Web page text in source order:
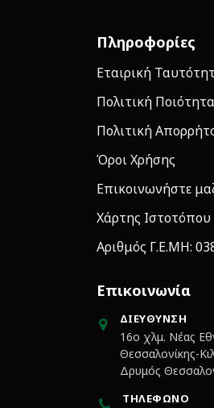
Πληροφορίες
Εταιρική
Πολιτική
Πολιτική
Όροι Χρήσης
Επικοινωνήστε
Χάρτης Ιστοτόπου
Αριθμός Γ.Ε.ΜΗ:
Επικοινωνία
ΔΙΕΎΘΥΝΣΗ
16ο χλμ. Νέας
Θεσσαλονίκης-
Δρυμός
ΤΗΛΈΦΩΝΟ